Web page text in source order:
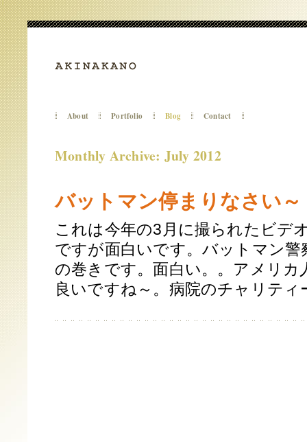
About Portfolio Blog Contact
Monthly Archive: July 2012
バットマン停まりなさい～
これは今年の3月に撮られたビデ
ですが面白いです。バットマン警
の巻きです。面白い。。アメリカ
良いですね～。病院のチャリティ